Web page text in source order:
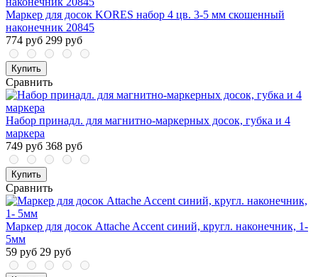
Маркер для досок KORES набор 4 цв. 3-5 мм скошенный
наконечник 20845
774 руб 299 руб
Купить
Сравнить
Набор принадл. для магнитно-маркерных досок, губка и 4
маркера
749 руб 368 руб
Купить
Сравнить
Маркер для досок Attache Accent синий, кругл. наконечник, 1-
5мм
59 руб 29 руб